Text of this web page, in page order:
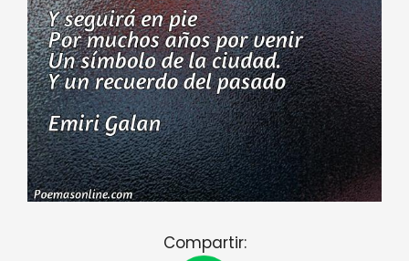
Compartir: